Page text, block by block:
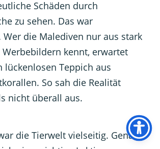
Schäden durch
zu sehen. Das war
die Malediven nur aus stark
kennt, erwartet
lückenlosen Teppich aus
So sah die Realität
nicht überall aus.
die Tierwelt vielseitig. Genau